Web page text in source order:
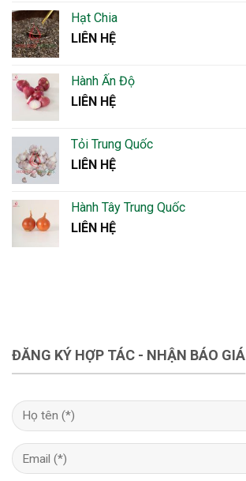
Hạt Chia
LIÊN HỆ
Hành Ấn Độ
LIÊN HỆ
Tỏi Trung Quốc
LIÊN HỆ
Hành Tây Trung Quốc
LIÊN HỆ
ĐĂNG KÝ HỢP TÁC - NHẬN BÁO GIÁ